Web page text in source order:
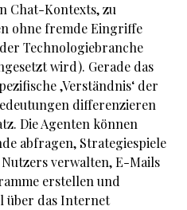
Chat-Kontexts, zu
ohne fremde Eingriffe
Technologiebranche
wird). Gerade das
‚Verständnis‘ der
differenzieren
Die Agenten können
abfragen, Strategiespiele
verwalten, E-Mails
erstellen und
über das Internet